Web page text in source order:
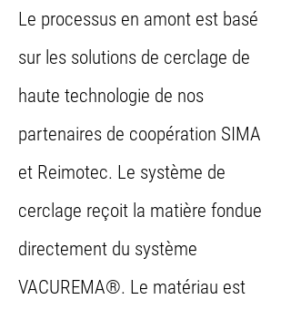
Le processus en amont est basé
sur les solutions de cerclage de
haute technologie de nos
partenaires de coopération SIMA
et Reimotec. Le système de
cerclage reçoit la matière fondue
directement du système
VACUREMA®. Le matériau est